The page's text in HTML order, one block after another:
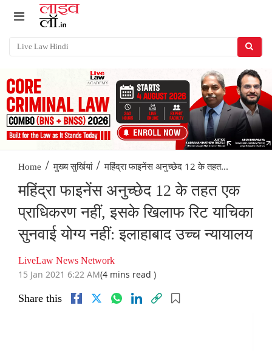
Home / मुख्य सुर्खियां / महिंद्रा फाइनेंस अनुच्छेद 12 के तहत...
महिंद्रा फाइनेंस अनुच्छेद 12 के तहत एक
प्राधिकरण नहीं, इसके खिलाफ रिट याचिका
सुनवाई योग्य नहीं: इलाहाबाद उच्च न्यायालय
LiveLaw News Network
15 Jan 2021 6:22 AM(4 mins read )
Share this